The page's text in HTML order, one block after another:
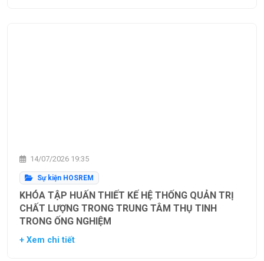
14/07/2026 19:35
Sự kiện HOSREM
KHÓA TẬP HUẤN THIẾT KẾ HỆ THỐNG QUẢN TRỊ
CHẤT LƯỢNG TRONG TRUNG TÂM THỤ TINH
TRONG ỐNG NGHIỆM
+ Xem chi tiết